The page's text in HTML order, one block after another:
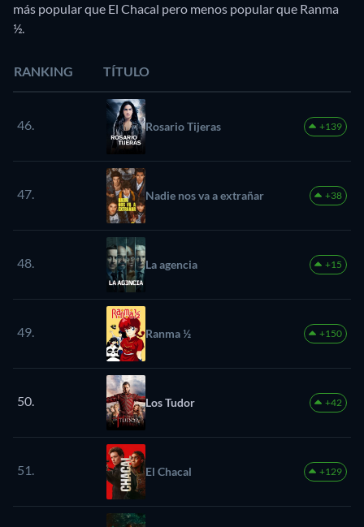
más popular que El Chacal pero menos popular que Ranma
½.
RANKING TÍTULO
46. Rosario Tijeras +139
47. Nadie nos va a extrañar +38
48. La agencia +15
49. Ranma ½ +150
50. Los Tudor +42
51. El Chacal +129